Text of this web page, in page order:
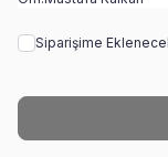
Siparişime